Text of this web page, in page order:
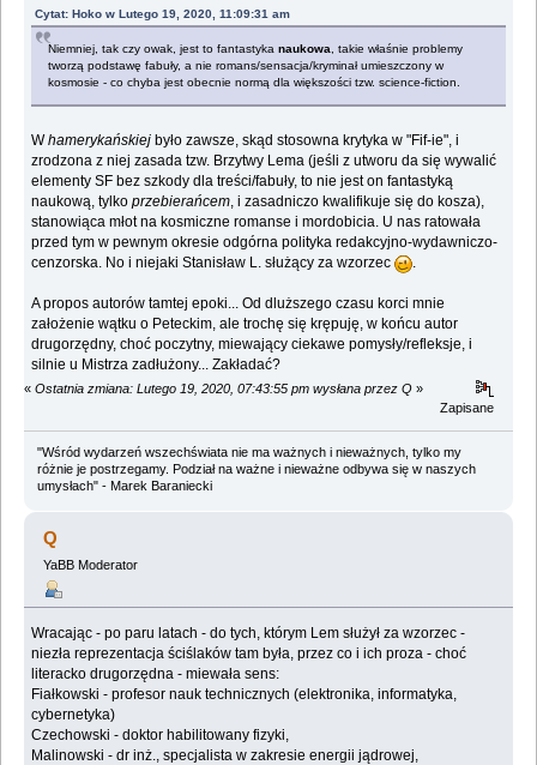
Cytat: Hoko w Lutego 19, 2020, 11:09:31 am
Niemniej, tak czy owak, jest to fantastykanaukowa
, takie właśnie problemy
tworzą podstawę fabuły, a nie romans/sensacja/kryminał umieszczony w
kosmosie - co chyba jest obecnie normą dla większości tzw. science-fiction.
Whamerykańskiej było zawsze, skąd stosowna krytyka w "Fif-ie", i
zrodzona z niej zasada tzw. Brzytwy Lema (jeśli z utworu da się wywalić
elementy SF bez szkody dla treści/fabuły, to nie jest on fantastyką
naukową, tylkoprzebierańcem, i zasadniczo kwalifikuje się do kosza),
stanowiąca młot na kosmiczne romanse i mordobicia. U nas ratowała
przed tym w pewnym okresie odgórna polityka redakcyjno-wydawniczo-
cenzorska. No i niejaki Stanisław L. służący za wzorzec
.
A propos autorów tamtej epoki... Od dluższego czasu korci mnie
założenie wątku o Peteckim, ale trochę się krępuję, w końcu autor
drugorzędny, choć poczytny, miewający ciekawe pomysły/refleksje, i
silnie u Mistrza zadłużony... Zakładać?
« Ostatnia zmiana: Lutego 19, 2020, 07:43:55 pm wysłana przez Q »
Zapisane
"Wśród wydarzeń wszechświata nie ma ważnych i nieważnych, tylko my
różnie je postrzegamy. Podział na ważne i nieważne odbywa się w naszych
umysłach" - Marek Baraniecki
Q
YaBB Moderator
Wracając - po paru latach - do tych, którym Lem służył za wzorzec -
niezła reprezentacja ściślaków tam była, przez co i ich proza - choć
literacko drugorzędna - miewała sens:
Fiałkowski - profesor nauk technicznych (elektronika, informatyka,
cybernetyka)
Czechowski - doktor habilitowany fizyki,
Malinowski - dr inż., specjalista w zakresie energii jądrowej,